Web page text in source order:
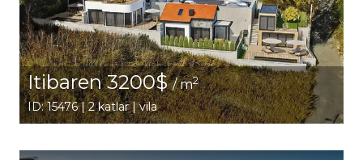
Itibaren 3200$/ m2
ID: 15476 | 2 katlar | vila